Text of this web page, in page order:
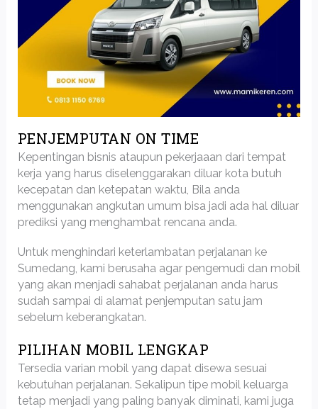
PENJEMPUTAN ON TIME
Kepentingan bisnis ataupun pekerjaaan dari tempat
kerja yang harus diselenggarakan diluar kota butuh
kecepatan dan ketepatan waktu, Bila anda
menggunakan angkutan umum bisa jadi ada hal diluar
prediksi yang menghambat rencana anda.
Untuk menghindari keterlambatan perjalanan ke
Sumedang, kami berusaha agar pengemudi dan mobil
yang akan menjadi sahabat perjalanan anda harus
sudah sampai di alamat penjemputan satu jam
sebelum keberangkatan.
PILIHAN MOBIL LENGKAP
Tersedia varian mobil yang dapat disewa sesuai
kebutuhan perjalanan. Sekalipun tipe mobil keluarga
tetap menjadi yang paling banyak diminati, kami juga